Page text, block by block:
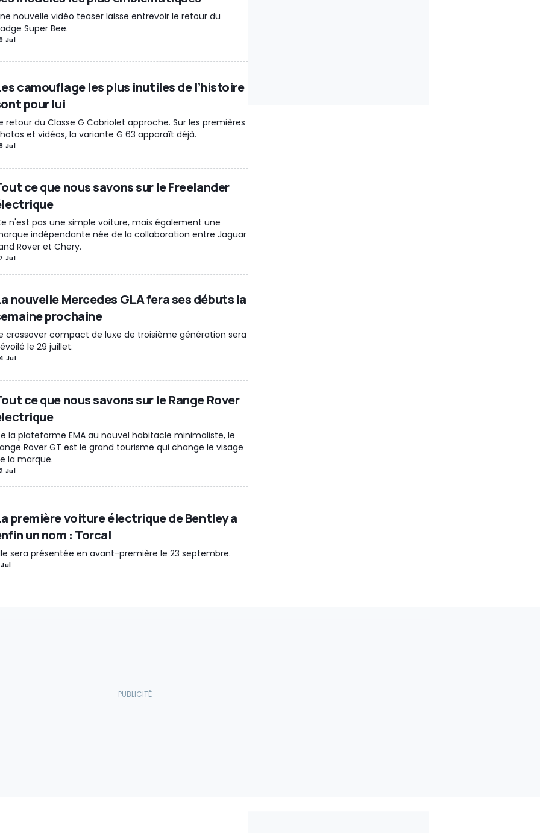
nouvelle vidéo teaser laisse entrevoir le retour du
Super Bee.
Jul
camouflage les plus inutiles de l’histoire
pour lui
retour du Classe G Cabriolet approche. Sur les premières
et vidéos, la variante G 63 apparaît déjà.
Jul
ce que nous savons sur le Freelander
n'est pas une simple voiture, mais également une
indépendante née de la collaboration entre Jaguar
Rover et Chery.
Jul
nouvelle Mercedes GLA fera ses débuts la
prochaine
crossover compact de luxe de troisième génération sera
le 29 juillet.
Jul
ce que nous savons sur le Range Rover
la plateforme EMA au nouvel habitacle minimaliste, le
Rover GT est le grand tourisme qui change le visage
la marque.
Jul
première voiture électrique de Bentley a
un nom : Torcal
sera présentée en avant-première le 23 septembre.